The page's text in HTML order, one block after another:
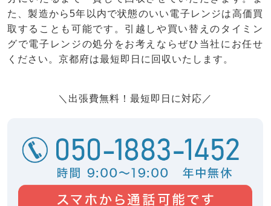
た、製造から5年以内で状態のいい電子レンジは高価買
取することも可能です。引越しや買い替えのタイミン
グで電子レンジの処分をお考えならぜひ当社にお任せ
ください。京都府は最短即日に回収いたします。
＼出張費無料！最短即日に対応／